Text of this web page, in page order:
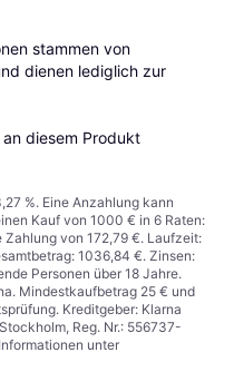
stammen von
dienen lediglich zur
diesem Produkt
%. Eine Anzahlung kann
Kauf von 1000 € in 6 Raten:
von 172,79 €. Laufzeit:
1036,84 €. Zinsen:
Personen über 18 Jahre.
Mindestkaufbetrag 25 € und
Kreditgeber: Klarna
Reg. Nr.: 556737-
unter